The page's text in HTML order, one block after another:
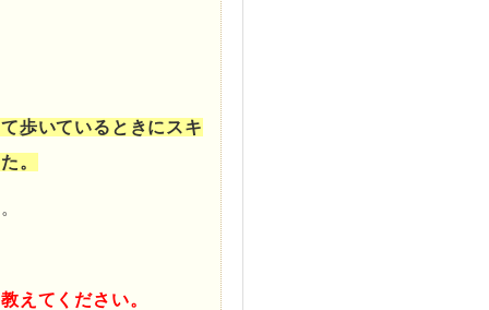
歩いているときにスキ
。
えてください。